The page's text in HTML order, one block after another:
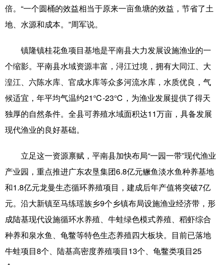
辽宁 吉林 上海 江苏
山东 河南 湖北 湖南
广东 广西 海南 重庆
四川 贵州 云南 西藏
陕西 甘肃 青海 宁夏
多语种频道
English Español Français عربى
Русский язык 日本語 한국어
Deutsch Português
倍。“一个圆桶的效益相当于原来一亩鱼塘的效益，节省了土
地、水源和成本。”周军说。
镇隆镇桂花鱼项目基地是平南县大力发展设施渔业的一
个缩影。平南县水域资源丰富，浔江过境，拥有大同江、大
湟江、六陈水库、官成水库等众多河流水库，水质优良，气
候适宜，年平均气温约21℃-23℃，为渔业发展提供了得天
独厚的自然条件。全县可养殖水域面积达11万亩，具备发展
现代渔业的良好基础。
立足这一资源禀赋，平南县加快布局“一园一带”现代渔业
产业园，重点推进广东农垦集团6.8亿元鳜鱼淡水鱼种养基地
和1.8亿元龙曼生态循环养殖项目，建成后年产值将突破7亿
元。沿大新镇至马练瑶族乡9个乡镇布局设施渔业经济带，形
成陆基现代设施循环水养殖、牛蛙绿色模式养殖、稻虾综合
种养和泉水鱼、龟鳖等特色生态养殖四大板块。目前已落地
牛蛙项目8个、陆基高密度养殖项目13个、龟鳖类项目25